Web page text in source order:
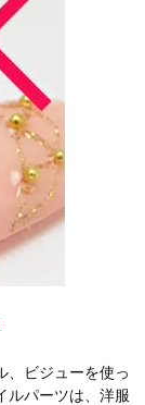
、ビジューを使っ
ルパーツは、洋服